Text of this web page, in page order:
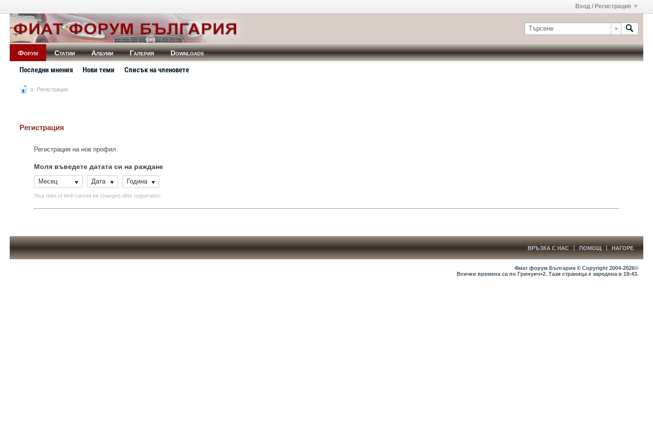
Вход / Регистрация
Форум Статии Албуми Галерия Downloads
Последни мнения Нови теми Списък на членовете
Регистрация
Регистрация
Регистрация на нов профил.
Моля въведете датата си на раждане
Месец Дата Година
Your date of birth cannot be changed after registration.
ВРЪЗКА С НАС ПОМОЩ НАГОРЕ
Фиат форум България ® Copyright 2004-2026©
Всички времена са по Гринуич+2. Тази страница е заредена в 19:43.